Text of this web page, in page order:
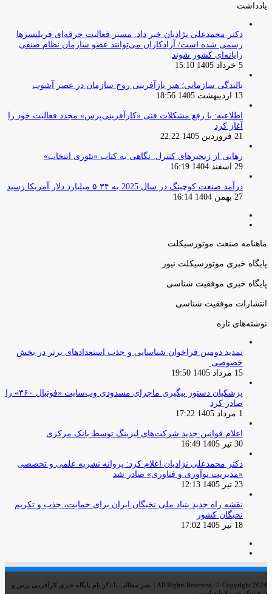
یادداشت
دکتر محمدعلی نژادیان خبر داد: مسیر فعالیت حرفه‌ای فریلنسرها
رسمی شده است/ آزادکاران می‌توانند عضو سازمان نظام صنفی
رایانه‌ای کشور شوند
5 خرداد 1405 15:10
بالندگی سازمانی؛ هنر بازآفرینی روح سازمان در عصر آشوب
13 اردیبهشت 1405 18:56
اطلاعیه: با رفع مشکلات فنی «کارآفرینی‌پرس» مجدد فعالیت خود را
آغاز کرد
21 فروردین 1405 22:22
رهایی از زنجیرهای کنترل: نگاهی به کتاب «تئوری انتخاب»
29 اسفند 1404 16:19
درآمد صنعت کوچینگ در سال 2025 به ۵.۳۴ میلیارد دلار آمریکا رسید
27 بهمن 1404 16:14
ماهنامه صنعت موتورسیکلت
پایگاه خبری موتورسیکلت نیوز
پایگاه خبری موفقیت شناسی
انتشارات موفقیت شناسی
نوشته‌های تازه
تمدید دومین فراخوان شناسایی و جذب استعدادهای برتر در بخش
خصوصی
15 مرداد 1405 19:50
پزشکیان دستور پیگیری ماجرای مسدودی وب‌سایت «فوتبال ۳۶۰» را
صادر کرد
1 مرداد 1405 17:22
اعلام قوانین جدید شرکت‌های لیزینگ توسط بانک مرکزی
30 تیر 1405 16:49
دکتر محمدعلی نژادیان اعلام کرد: پروانه نشریه علمی و تخصصی
«مدیریت نوآوری و فناوری» صادر شد
23 تیر 1405 12:13
نقشه راه جدید بنیاد ملی نخبگان ایران برای حمایت، جذب و تکریم
نخبگان کشور
18 تیر 1405 17:02
All Rights Reserved, © Copyright 2024 | نشر مطالب با ذکر نام پایگاه خبری کارآفرینی پرس و
درج لینک خبر بلامانع است.